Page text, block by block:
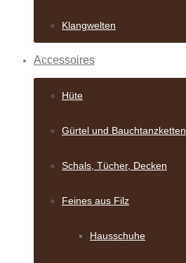
Klangwelten
Accessoires
Hüte
Gürtel und Bauch­tanzketten
Schals, Tücher, Decken
Feines aus Filz
Hausschuhe